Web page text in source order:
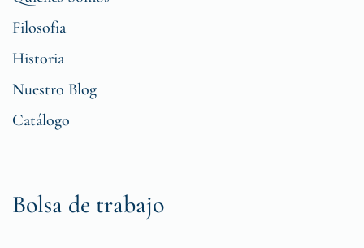
Filosofia
Historia
Nuestro Blog
Catálogo
Bolsa de trabajo